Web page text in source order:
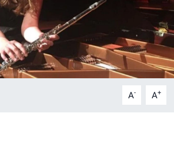
A- A+